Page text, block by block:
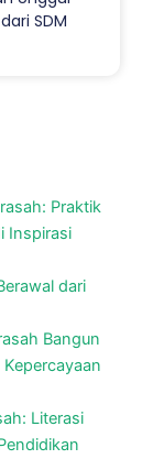
SDM
Praktik
Inspirasi
dari
Bangun
Literasi